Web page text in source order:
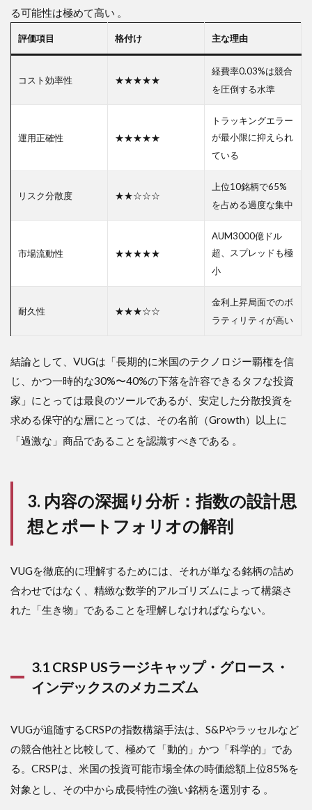
vs.
(ナス
ダッ
100
者)
4.2
vs.
(シュ
ト対
4.3
ンガー
長」の
選択
肢：
VUG
vs
VONG
vs
MGK
比較
サマ
リー
(2026
年5月
時点)
5
て：
2026
年後
2027
年へ
の展
望と
リス
る可能性は極めて高い 。
評価項目 格付け 主な理由
コスト効率性 ★★★★★
経費率0.03%は競合
を圧倒する水準
運用正確性 ★★★★★
トラッキングエラー
が最小限に抑えられ
ている
リスク分散度 ★★☆☆☆
上位10銘柄で65%
を占める過度な集中
市場流動性 ★★★★★
AUM3000億ドル
超、スプレッドも極
小
耐久性 ★★★☆☆
金利上昇局面でのボ
ラティリティが高い
結論として、VUGは「長期的に米国のテクノロジー覇権を信
じ、かつ一時的な30%〜40%の下落を許容できるタフな投資
家」にとっては最良のツールであるが、安定した分散投資を
求める保守的な層にとっては、その名前（Growth）以上に
「過激な」商品であることを認識すべきである 。
3. 内容の深掘り分析：指数の設計思
想とポートフォリオの解剖
VUGを徹底的に理解するためには、それが単なる銘柄の詰め
合わせではなく、精緻な数学的アルゴリズムによって構築さ
れた「生き物」であることを理解しなければならない。
3.1 CRSP USラージキャップ・グロース・
インデックスのメカニズム
VUGが追随するCRSPの指数構築手法は、S&Pやラッセルなど
の競合他社と比較して、極めて「動的」かつ「科学的」であ
る。CRSPは、米国の投資可能市場全体の時価総額上位85%を
対象とし、その中から成長特性の強い銘柄を選別する 。